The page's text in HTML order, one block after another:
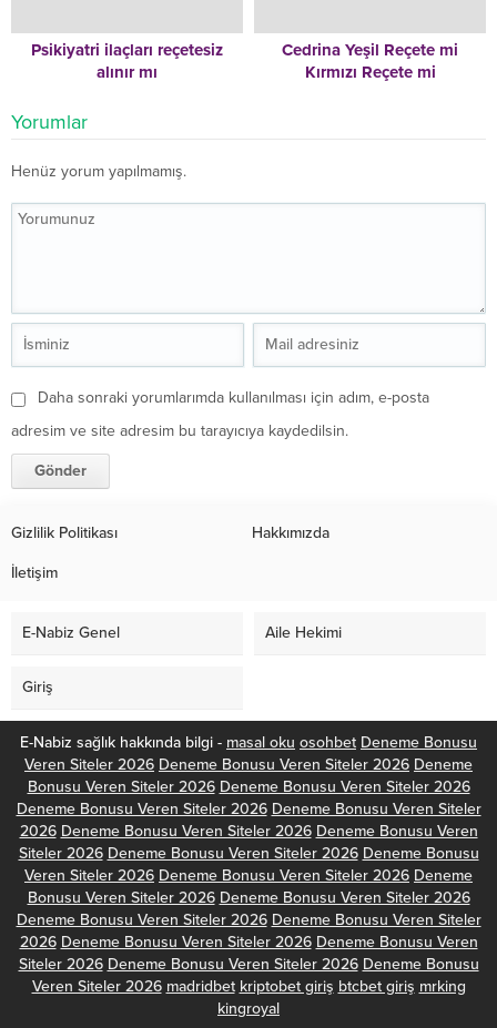
Psikiyatri ilaçları reçetesiz
alınır mı
Cedrina Yeşil Reçete mi
Kırmızı Reçete mi
Yorumlar
Henüz yorum yapılmamış.
Daha sonraki yorumlarımda kullanılması için adım, e-posta
adresim ve site adresim bu tarayıcıya kaydedilsin.
Gizlilik Politikası Hakkımızda
İletişim
E-Nabiz Genel Aile Hekimi
Giriş
E-Nabiz sağlık hakkında bilgi - masal oku osohbet Deneme Bonusu
Veren Siteler 2026 Deneme Bonusu Veren Siteler 2026 Deneme
Bonusu Veren Siteler 2026 Deneme Bonusu Veren Siteler 2026
Deneme Bonusu Veren Siteler 2026 Deneme Bonusu Veren Siteler
2026 Deneme Bonusu Veren Siteler 2026 Deneme Bonusu Veren
Siteler 2026 Deneme Bonusu Veren Siteler 2026 Deneme Bonusu
Veren Siteler 2026 Deneme Bonusu Veren Siteler 2026 Deneme
Bonusu Veren Siteler 2026 Deneme Bonusu Veren Siteler 2026
Deneme Bonusu Veren Siteler 2026 Deneme Bonusu Veren Siteler
2026 Deneme Bonusu Veren Siteler 2026 Deneme Bonusu Veren
Siteler 2026 Deneme Bonusu Veren Siteler 2026 Deneme Bonusu
Veren Siteler 2026 madridbet kriptobet giriş btcbet giriş mrking
kingroyal